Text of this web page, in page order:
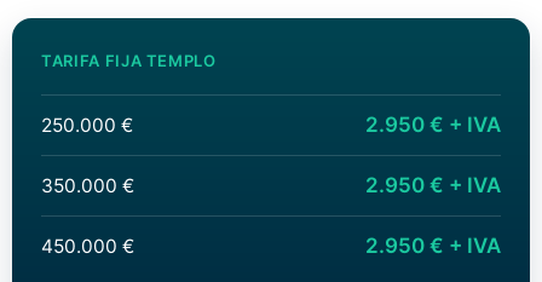
TARIFA FIJA TEMPLO
250.000 € 2.950 € + IVA
350.000 € 2.950 € + IVA
450.000 € 2.950 € + IVA